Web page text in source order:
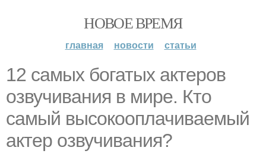
НОВОЕ ВРЕМЯ
главная новости статьи
12 самых богатых актеров
озвучивания в мире. Кто
самый высокооплачиваемый
актер озвучивания?